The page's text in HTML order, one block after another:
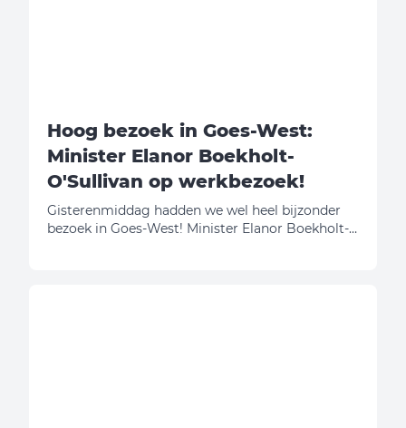
Hoog bezoek in Goes-West:
Minister Elanor Boekholt-
O'Sullivan op werkbezoek!
Gisterenmiddag hadden we wel heel bijzonder
bezoek in Goes-West! Minister Elanor Boekholt-